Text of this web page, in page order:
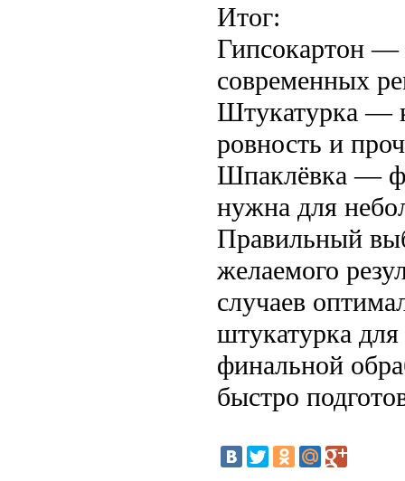
Итог:
Гипсокартон —
современных
Штукатурка —
ровность и
Шпаклёвка —
нужна для
Правильный
желаемого
случаев
штукатурка
финальной
быстро